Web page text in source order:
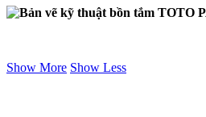
Show More Show Less